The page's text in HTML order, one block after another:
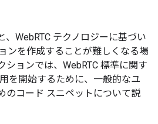
、WebRTC テクノロジーに基づい
ンを作成することが難しくなる場
ションでは、WebRTC 標準に関す
を開始するために、一般的なユ
のコード スニペットについて説